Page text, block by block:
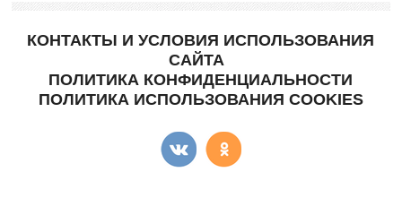
КОНТАКТЫ И УСЛОВИЯ ИСПОЛЬЗОВАНИЯ
САЙТА
ПОЛИТИКА КОНФИДЕНЦИАЛЬНОСТИ
ПОЛИТИКА ИСПОЛЬЗОВАНИЯ COOKIES